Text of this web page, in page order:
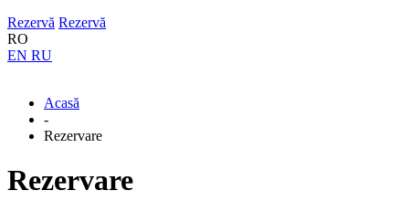
Rezervă Rezervă
RO
EN RU
Acasă
-
Rezervare
Rezervare